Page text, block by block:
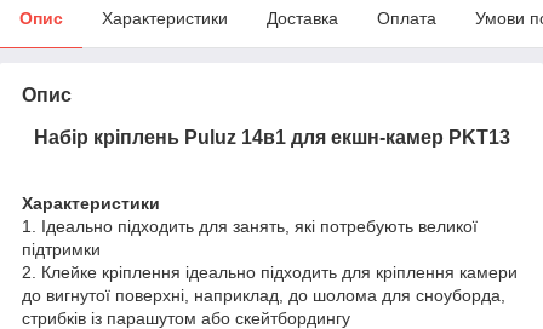
Опис Характеристики Доставка Оплата Умови
Опис
Набір кріплень Puluz 14в1 для екшн-камер PKT13
Характеристики
1. Ідеально підходить для занять, які потребують великої
підтримки
2. Клейке кріплення ідеально підходить для кріплення камери
до вигнутої поверхні, наприклад, до шолома для сноуборда,
стрибків із парашутом або скейтбордингу